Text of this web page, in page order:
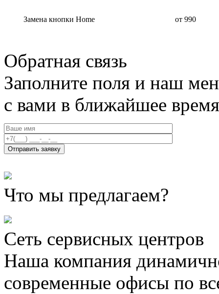
Замена кнопки Home от 990
Обратная связь
Заполните поля и наш
с вами в ближайшее время
Что мы предлагаем?
Сеть сервисных центров
Наша компания
современные офисы по